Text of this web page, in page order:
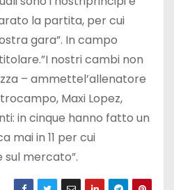
la partita, per cui
gara”. In campo
nostri cambi non
– ammettel’allenatore
Maxi Lopez,
in cinque hanno fatto un
mai in 11 per cui
mercato”.